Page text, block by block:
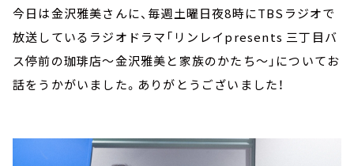
今日は金沢雅美さんに、毎週土曜日夜8時にTBSラジオで
放送しているラジオドラマ「リンレイpresents 三丁目バ
ス停前の珈琲店～金沢雅美と家族のかたち～」についてお
話をうかがいました。ありがとうございました！